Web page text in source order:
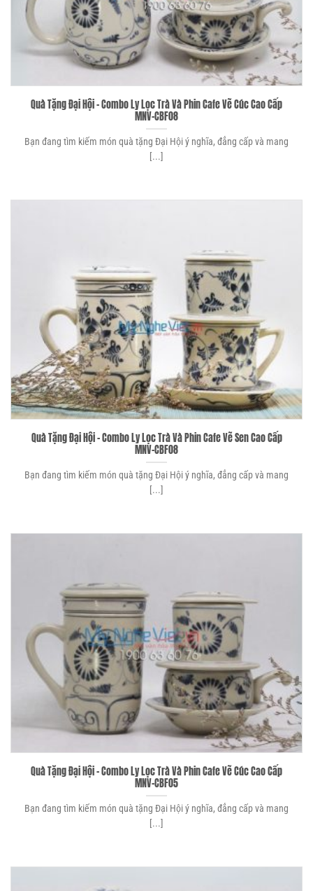
Quà Tặng Đại Hội – Combo Ly Lọc Trà Và Phin Cafe Vẽ Cúc Cao Cấp
MNV-CBF08
Bạn đang tìm kiếm món quà tặng Đại Hội ý nghĩa, đẳng cấp và mang
[...]
Quà Tặng Đại Hội – Combo Ly Lọc Trà Và Phin Cafe Vẽ Sen Cao Cấp
MNV-CBF08
Bạn đang tìm kiếm món quà tặng Đại Hội ý nghĩa, đẳng cấp và mang
[...]
Quà Tặng Đại Hội – Combo Ly Lọc Trà Và Phin Cafe Vẽ Cúc Cao Cấp
MNV-CBF05
Bạn đang tìm kiếm món quà tặng Đại Hội ý nghĩa, đẳng cấp và mang
[...]